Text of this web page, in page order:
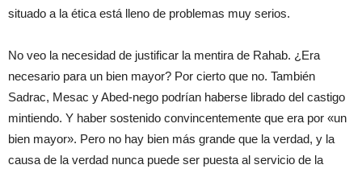
situado a la ética está lleno de problemas muy serios.
No veo la necesidad de justificar la mentira de Rahab. ¿Era
necesario para un bien mayor? Por cierto que no. También
Sadrac, Mesac y Abed-nego podrían haberse librado del castigo
mintiendo. Y haber sostenido convincentemente que era por «un
bien mayor». Pero no hay bien más grande que la verdad, y la
causa de la verdad nunca puede ser puesta al servicio de la